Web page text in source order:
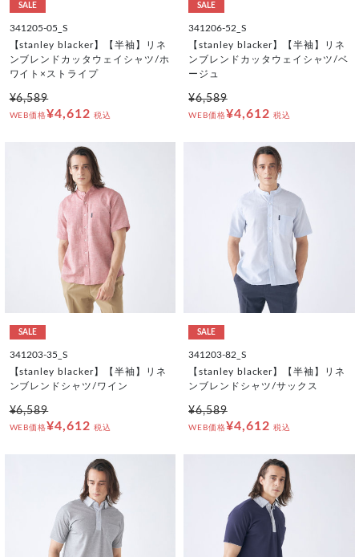
SALE
341205-05_S
【stanley blacker】【半袖】リネ
ンブレンドカッタウェイシャツ/ホ
ワイト×ストライプ
¥6,589
WEB価格¥4,612 税込
SALE
341206-52_S
【stanley blacker】【半袖】リネ
ンブレンドカッタウェイシャツ/ベ
ージュ
¥6,589
WEB価格¥4,612 税込
SALE
341203-35_S
【stanley blacker】【半袖】リネ
ンブレンドシャツ/ワイン
¥6,589
WEB価格¥4,612 税込
SALE
341203-82_S
【stanley blacker】【半袖】リネ
ンブレンドシャツ/サックス
¥6,589
WEB価格¥4,612 税込